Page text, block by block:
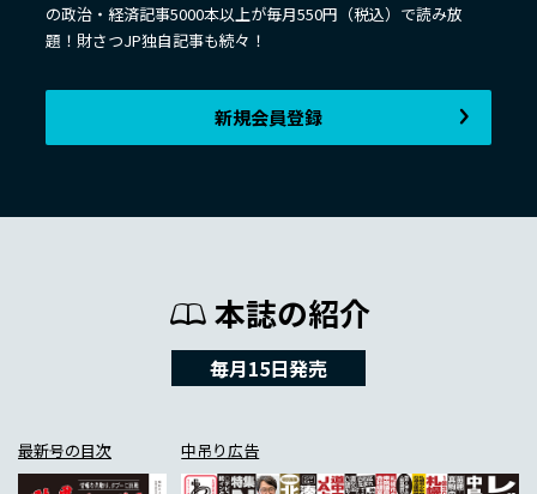
の政治・経済記事5000本以上が毎月550円（税込）で読み放
題！財さつJP独自記事も続々！
新規会員登録
本誌の紹介
毎月15日発売
最新号の目次 中吊り広告